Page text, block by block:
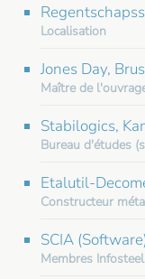
Localisation
Jones Day,
Maître de
Stabilogics,
Bureau d'études
Etalutil-
Constructeur
SCIA
Membres Infosteel